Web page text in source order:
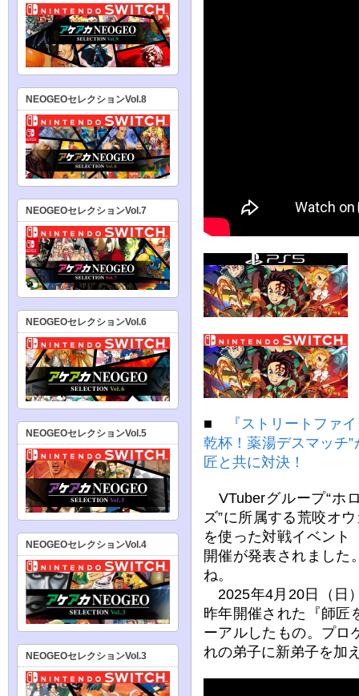
■
『ストリートファ
乾杯！薬湯デスマッチ
匠と共に対決！
VTuberグループ“ホ
ズ”に所属する荒咬オ
を使った対戦イベン
開催が発表されました
ね。
2025年4月20日（日
昨年開催された『師
ーアルしたもの。プロ
れの弟子に新弟子を加
NEOGEOセレクションVol.8
NEOGEOセレクションVol.7
NEOGEOセレクションVol.6
NEOGEOセレクションVol.5
NEOGEOセレクションVol.4
NEOGEOセレクションVol.3